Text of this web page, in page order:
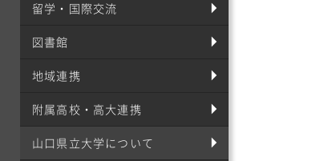
留学・国際交流
図書館
地域連携
附属高校・高大連携
山口県立大学について